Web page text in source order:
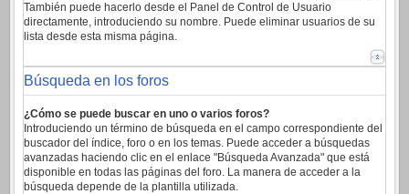
También puede hacerlo desde el Panel de Control de Usuario
directamente, introduciendo su nombre. Puede eliminar usuarios de su
lista desde esta misma página.
Búsqueda en los foros
¿Cómo se puede buscar en uno o varios foros?
Introduciendo un término de búsqueda en el campo correspondiente del
buscador del índice, foro o en los temas. Puede acceder a búsquedas
avanzadas haciendo clic en el enlace "Búsqueda Avanzada" que está
disponible en todas las páginas del foro. La manera de acceder a la
búsqueda depende de la plantilla utilizada.